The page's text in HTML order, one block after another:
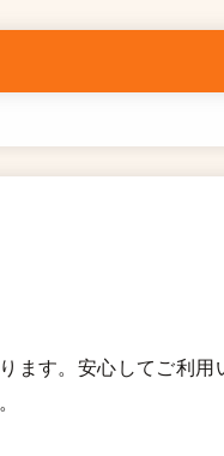
ます。安心してご利